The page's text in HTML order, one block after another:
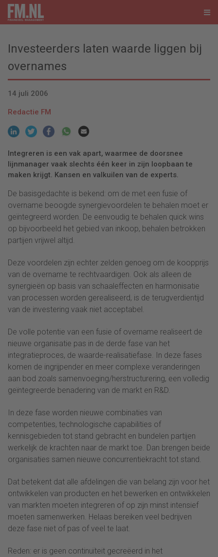
Investeerders laten waarde liggen bij
overnames
14 juli 2006
Redactie FM
Integreren is een vak apart, waarmee de doorsnee
lijnmanager vaak slechts één keer in zijn loopbaan te
maken krijgt. Kansen en valkuilen van de experts.
De basisgedachte is bekend: om de met een fusie of
overname beoogde synergievoordelen te behalen moet er
geïntegreerd worden. De eenvoudig te behalen quick wins
op bijvoorbeeld het gebied van inkoop, behalen betrokken
partijen vrijwel altijd.
Deze voordelen zijn echter zelden genoeg om de koopprijs
van de overname te rechtvaardigen. Ook als alleen de
synergieën op basis van schaaleffecten en harmonisatie
van processen worden gerealiseerd, is de terugverdientijd
van de investering vaak niet acceptabel.
De volle potentie van een fusie of overname realiseert de
nieuwe organisatie pas in de derde fase van het
integratieproces, de waarde-realisatiefase. In deze fases
komen de ingrijpender en meer complexe veranderingen
aan bod zoals samenvoeging/herstructurering, een volledig
geïntegreerde benadering van de markt en R&D.
In deze fase worden nieuwe combinaties van
competenties, technologische capabilities of
kennisgebieden tot stand gebracht en bundelen partijen
werkelijk de krachten naar de markt toe. Dan brengen beide
organisaties samen nieuwe concurrentiekracht tot stand.
Dat betekent dat alle afdelingen die van belang zijn voor het
ontwikkelen van producten en het bewerken en ontwikkelen
van markten moeten integreren of op zijn minst intensief
moeten samenwerken. Helaas bereiken veel bedrijven
deze fase niet of pas of veel te laat.
Reden: er is geen continuïteit gecreëerd in het